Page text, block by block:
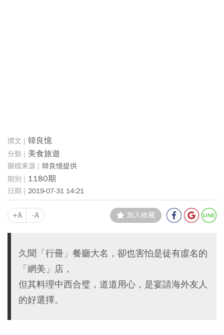
韓良憶
美食旅遊
韓良憶提供
1180期
2019-07-31 14:21
+A -A 加入收藏
久聞「行冊」餐廳大名，卻也害怕是徒有虛名的
「網美」店，
但其料理中西合璧，道道用心，是宴請海外友人
的好選擇。